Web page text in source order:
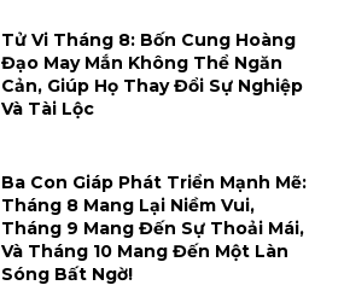
Tử Vi Tháng 8: Bốn Cung Hoàng
Đạo May Mắn Không Thể Ngăn
Cản, Giúp Họ Thay Đổi Sự Nghiệp
Và Tài Lộc
Ba Con Giáp Phát Triển Mạnh Mẽ:
Tháng 8 Mang Lại Niềm Vui,
Tháng 9 Mang Đến Sự Thoải Mái,
Và Tháng 10 Mang Đến Một Làn
Sóng Bất Ngờ!